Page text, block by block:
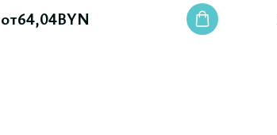
от64,04BYN